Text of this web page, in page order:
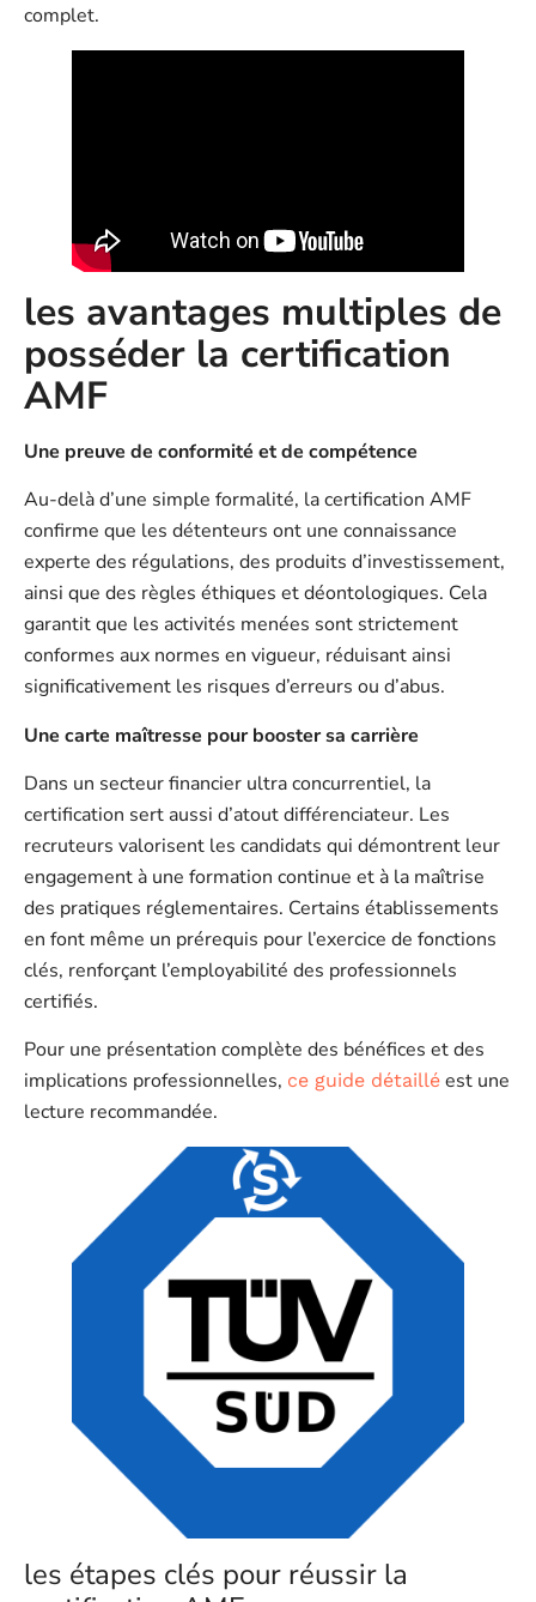
complet.
les avantages multiples de
posséder la certification
AMF
Une preuve de conformité et de compétence
Au-delà d’une simple formalité, la certification AMF
confirme que les détenteurs ont une connaissance
experte des régulations, des produits d’investissement,
ainsi que des règles éthiques et déontologiques. Cela
garantit que les activités menées sont strictement
conformes aux normes en vigueur, réduisant ainsi
significativement les risques d’erreurs ou d’abus.
Une carte maîtresse pour booster sa carrière
Dans un secteur financier ultra concurrentiel, la
certification sert aussi d’atout différenciateur. Les
recruteurs valorisent les candidats qui démontrent leur
engagement à une formation continue et à la maîtrise
des pratiques réglementaires. Certains établissements
en font même un prérequis pour l’exercice de fonctions
clés, renforçant l’employabilité des professionnels
certifiés.
Pour une présentation complète des bénéfices et des
implications professionnelles, ce guide détaillé est une
lecture recommandée.
les étapes clés pour réussir la